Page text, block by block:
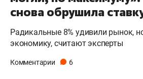
снова обрушила
Радикальные 8% удивили рынок,
экономику, считают эксперты
Комментарии 6